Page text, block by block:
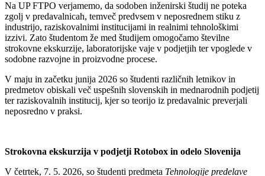
Na UP FTPO verjamemo, da sodoben inženirski študij ne poteka
zgolj v predavalnicah, temveč predvsem v neposrednem stiku z
industrijo, raziskovalnimi institucijami in realnimi tehnološkimi
izzivi. Zato študentom že med študijem omogočamo številne
strokovne ekskurzije, laboratorijske vaje v podjetjih ter vpoglede v
sodobne razvojne in proizvodne procese.
V maju in začetku junija 2026 so študenti različnih letnikov in
predmetov obiskali več uspešnih slovenskih in mednarodnih podjetij
ter raziskovalnih institucij, kjer so teorijo iz predavalnic preverjali
neposredno v praksi.
Strokovna ekskurzija v podjetji Rotobox in odelo Slovenija
V četrtek, 7. 5. 2026, so študenti predmeta Tehnologije predelave